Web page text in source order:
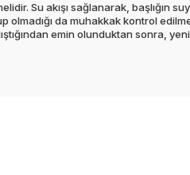
Su akışı sağlanarak, başlığın
olmadığı da muhakkak kontrol
emin olunduktan sonra, yeni